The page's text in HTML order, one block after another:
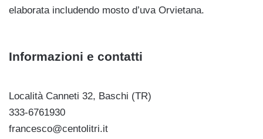
elaborata includendo mosto d’uva Orvietana.
Informazioni e contatti
Località Canneti 32, Baschi (TR)
333-6761930
francesco@centolitri.it